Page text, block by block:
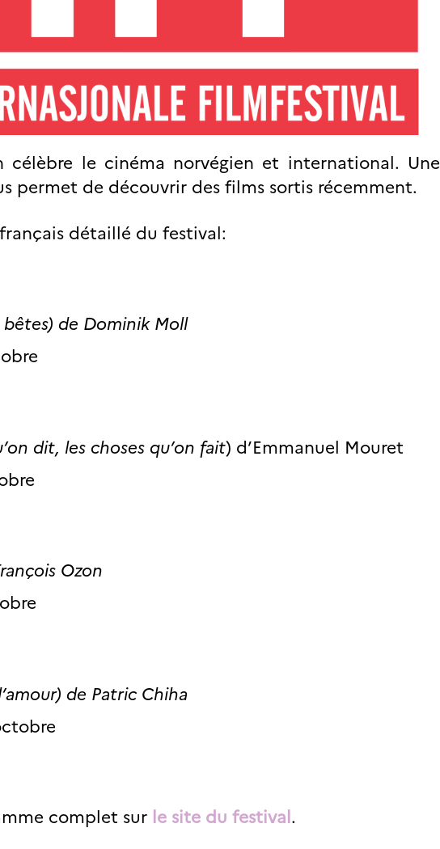
célèbre le cinéma norvégien et international. Une
permet de découvrir des films sortis récemment.
détaillé du festival:
bêtes) de Dominik Moll
dit, les choses qu’on fait) d’Emmanuel Mouret
Ozon
) de Patric Chiha
complet sur le site du festival.